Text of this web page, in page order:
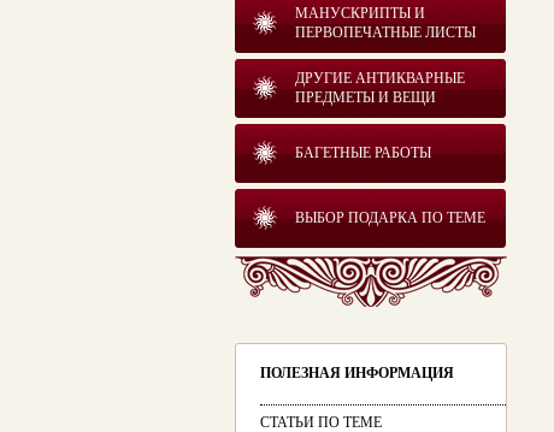
МАНУСКРИПТЫ И
ПЕРВОПЕЧАТНЫЕ ЛИСТЫ
ДРУГИЕ АНТИКВАРНЫЕ
ПРЕДМЕТЫ И ВЕЩИ
БАГЕТНЫЕ РАБОТЫ
ВЫБОР ПОДАРКА ПО ТЕМЕ
ПОЛЕЗНАЯ ИНФОРМАЦИЯ
СТАТЬИ ПО ТЕМЕ